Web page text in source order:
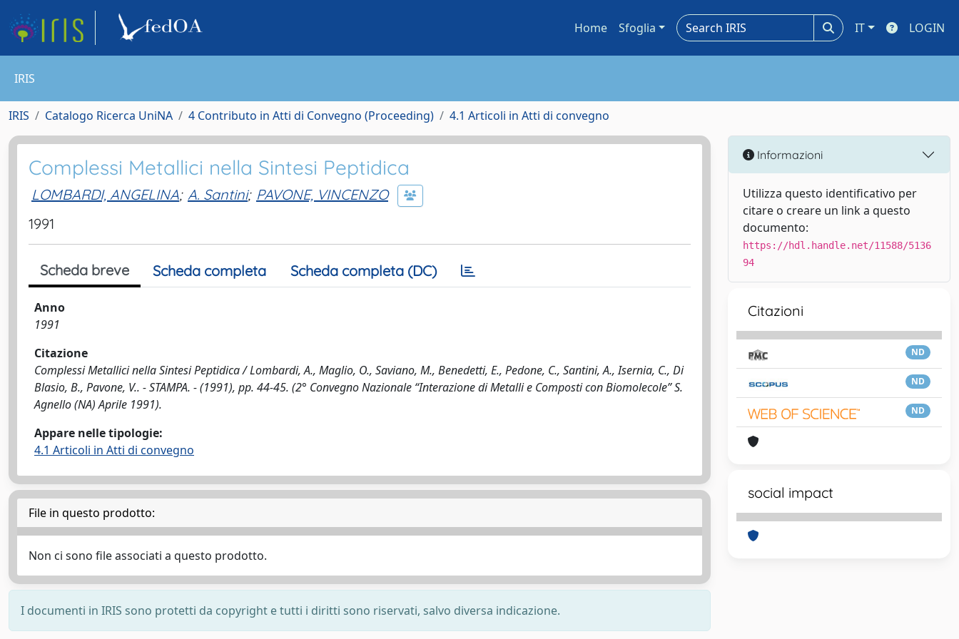
Home Sfoglia IT LOGIN
IRIS
IRIS Catalogo Ricerca UniNA 4 Contributo in Atti di Convegno (Proceeding) 4.1 Articoli in Atti di convegno
Complessi Metallici nella Sintesi Peptidica
LOMBARDI, ANGELINA; A. Santini; PAVONE, VINCENZO
1991
Scheda breve Scheda completa Scheda completa (DC)
Anno
1991
Citazione
Complessi Metallici nella Sintesi Peptidica / Lombardi, A., Maglio, O., Saviano, M., Benedetti, E., Pedone, C., Santini, A., Isernia, C., Di
Blasio, B., Pavone, V.. - STAMPA. - (1991), pp. 44-45. (2° Convegno Nazionale “Interazione di Metalli e Composti con Biomolecole” S.
Agnello (NA) Aprile 1991).
Appare nelle tipologie:
4.1 Articoli in Atti di convegno
File in questo prodotto:
Non ci sono file associati a questo prodotto.
I documenti in IRIS sono protetti da copyright e tutti i diritti sono riservati, salvo diversa indicazione.
Informazioni
Utilizza questo identificativo per
citare o creare un link a questo
documento:
https://hdl.handle.net/11588/5136
94
Citazioni
ND
ND
ND
social impact